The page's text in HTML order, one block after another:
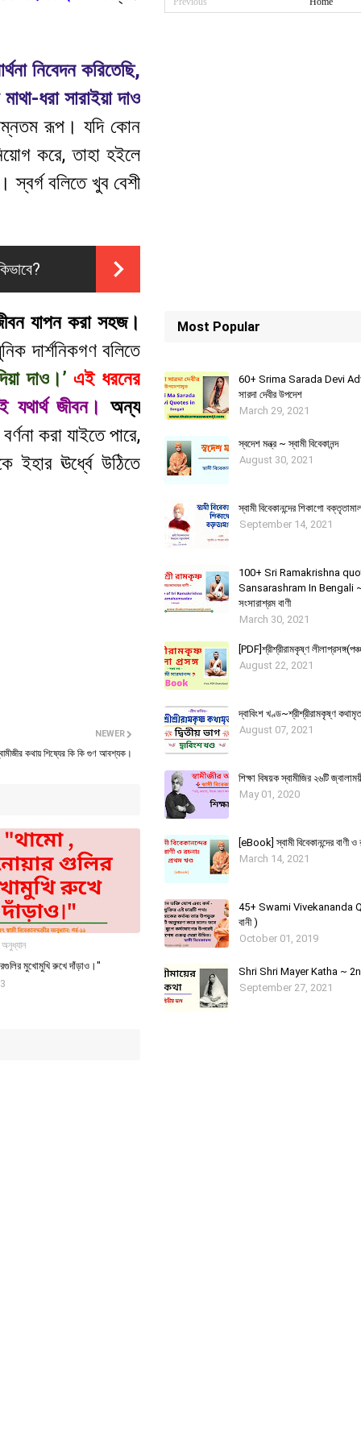
নিবেদন করিতেছি,
ধরা সারাইয়া দাও
রূপ। যদি কোন
করে, তাহা হইলে
বলিতে খুব বেশী
যাপন করা সহজ।
দার্শনিকগণ বলিতে
দাও।’ এই ধরনের
যথার্থ জীবন। অন্য
করা যাইতে পারে,
ইহার ঊর্ধ্বে উঠিতে
NEWER
কথায় শিষ্যের কি কি গুণ আবশ্যক।
অনুধ্যান
মুখোমুখি রুখে দাঁড়াও।"
Most Popular
60+ Srima Sarada Devi
সারদা দেবীর উপদেশ
March 29, 2021
স্বদেশ মন্ত্র ~ স্বামী বিবেকানন্দ
August 30, 2021
স্বামী বিবেকানন্দের শিকাগাে
September 14, 2021
100+ Sri Ramakrishna
Sansarashram In Bengali ~
সংসারাশ্রম বাণী
March 30, 2021
[PDF]শ্রীশ্রীরামকৃষ্ণ
August 22, 2021
দ্বাবিংশ খণ্ড~শ্রীশ্রীরামকৃষ্ণ
August 07, 2021
শিক্ষা বিষয়ক স্বামীজির ২৬টি
May 01, 2020
[eBook] স্বামী বিবেকানন্দের বাণী
March 14, 2021
45+ Swami Vivekananda
বানী )
October 01, 2019
Shri Shri Mayer Katha ~
September 27, 2021